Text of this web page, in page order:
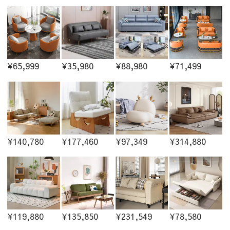
¥65,999 ¥35,980 ¥88,980 ¥71,499
¥140,780 ¥177,460 ¥97,349 ¥314,880
¥119,880 ¥135,850 ¥231,549 ¥78,580